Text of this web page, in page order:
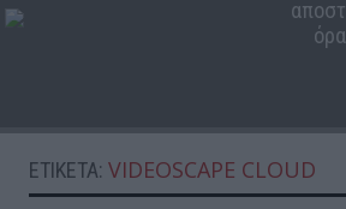
ΕΤΙΚΈΤΑ: VIDEOSCAPE CLOUD